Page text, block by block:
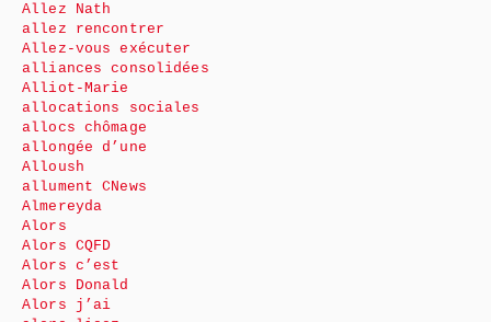
Allez Nath
allez rencontrer
Allez-vous exécuter
alliances consolidées
Alliot-Marie
allocations sociales
allocs chômage
allongée d’une
Alloush
allument CNews
Almereyda
Alors
Alors CQFD
Alors c’est
Alors Donald
Alors j’ai